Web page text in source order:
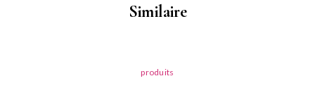
Similaire
produits